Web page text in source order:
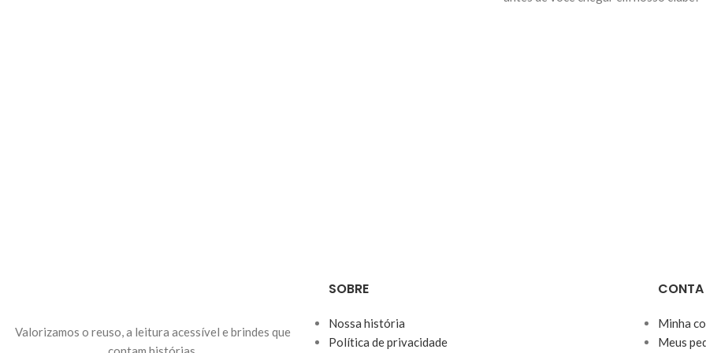
Valorizamos o reuso, a leitura acessível e brindes que
SOBRE
Nossa história
Política de privacidade
CONTA
Minha
Meus